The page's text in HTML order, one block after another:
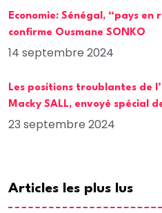
Economie: Sénégal, “pays en
confirme Ousmane SONKO
14 septembre 2024
Les positions troublantes de
Macky SALL, envoyé spécial
23 septembre 2024
Articles les plus lus